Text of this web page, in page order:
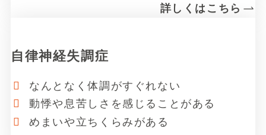
詳しくはこちら
ク
自律神経失調症
なんとなく体調がすぐれない
動悸や息苦しさを感じることがある
めまいや立ちくらみがある